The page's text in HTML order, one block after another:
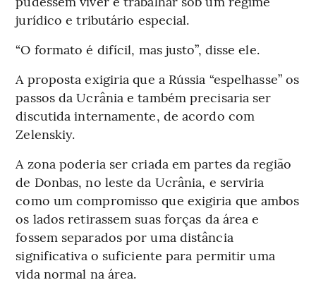
jurídico e tributário especial.
“O formato é difícil, mas justo”, disse ele.
A proposta exigiria que a Rússia “espelhasse” os
passos da Ucrânia e também precisaria ser
discutida internamente, de acordo com
Zelenskiy.
A zona poderia ser criada em partes da região
de Donbas, no leste da Ucrânia, e serviria
como um compromisso que exigiria que ambos
os lados retirassem suas forças da área e
fossem separados por uma distância
significativa o suficiente para permitir uma
vida normal na área.